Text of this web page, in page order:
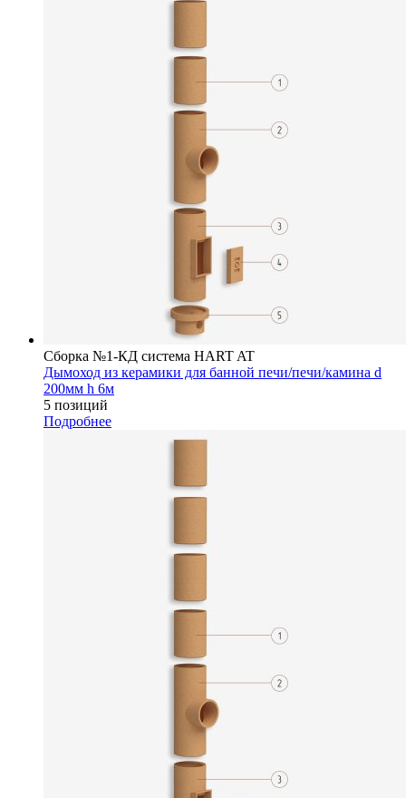
Сборка №1-КД система HART AT
Дымоход из керамики для банной печи/печи/камина d
200мм h 6м
5 позиций
Подробнее